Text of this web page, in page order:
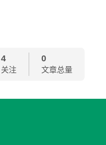
4
关注
0
文章总量